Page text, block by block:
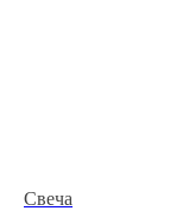
Свеча